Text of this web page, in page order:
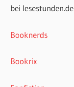
bei lesestunden.de
Booknerds
Bookrix